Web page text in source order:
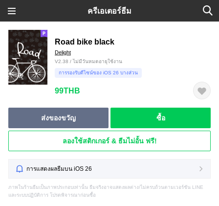
ครีเอเตอร์ธีม
Road bike black
Delight
V2.38 / ไม่มีวันหมดอายุใช้งาน
การรองรับดีไซน์ของ iOS 26 บางส่วน
99THB
ส่งของขวัญ ซื้อ
ลองใช้สติกเกอร์ & ธีมไม่อั้น ฟรี!
การแสดงผลธีมบน iOS 26
ภาพในร้านธีมเป็นภาพประกอบเท่านั้น ธีมจริงอาจแสดงผลต่าง/ไม่ครบถ้วนตามเวอร์ชัน LINE
และระบบปฏิบัติการ โปรดพิจารณาก่อนซื้อ